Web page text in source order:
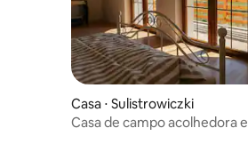
Casa ⋅ Sulistrowiczki
Casa de campo acolhedora e